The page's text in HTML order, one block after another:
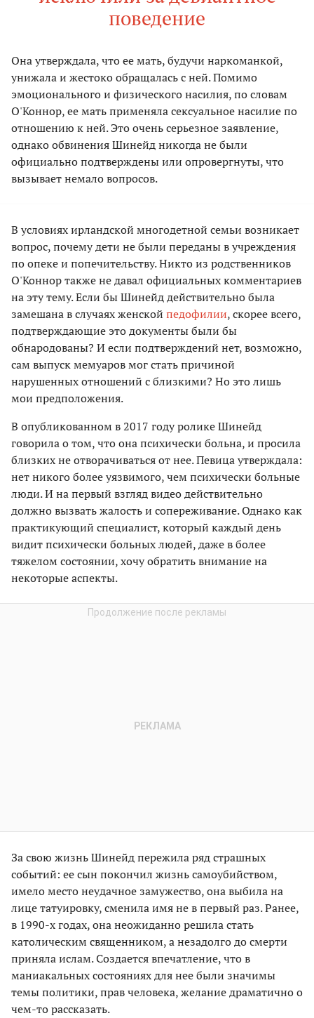
поведение
Она утверждала, что ее мать, будучи наркоманкой,
унижала и жестоко обращалась с ней. Помимо
эмоционального и физического насилия, по словам
О'Коннор, ее мать применяла сексуальное насилие по
отношению к ней. Это очень серьезное заявление,
однако обвинения Шинейд никогда не были
официально подтверждены или опровергнуты, что
вызывает немало вопросов.
В условиях ирландской многодетной семьи возникает
вопрос, почему дети не были переданы в учреждения
по опеке и попечительству. Никто из родственников
О'Коннор также не давал официальных комментариев
на эту тему. Если бы Шинейд действительно была
замешана в случаях женской педофилии, скорее всего,
подтверждающие это документы были бы
обнародованы? И если подтверждений нет, возможно,
сам выпуск мемуаров мог стать причиной
нарушенных отношений с близкими? Но это лишь
мои предположения.
В опубликованном в 2017 году ролике Шинейд
говорила о том, что она психически больна, и просила
близких не отворачиваться от нее. Певица утверждала:
нет никого более уязвимого, чем психически больные
люди. И на первый взгляд видео действительно
должно вызвать жалость и сопереживание. Однако как
практикующий специалист, который каждый день
видит психически больных людей, даже в более
тяжелом состоянии, хочу обратить внимание на
некоторые аспекты.
За свою жизнь Шинейд пережила ряд страшных
событий: ее сын покончил жизнь самоубийством,
имело место неудачное замужество, она выбила на
лице татуировку, сменила имя не в первый раз. Ранее,
в 1990-х годах, она неожиданно решила стать
католическим священником, а незадолго до смерти
приняла ислам. Создается впечатление, что в
маниакальных состояниях для нее были значимы
темы политики, прав человека, желание драматично о
чем-то рассказать.